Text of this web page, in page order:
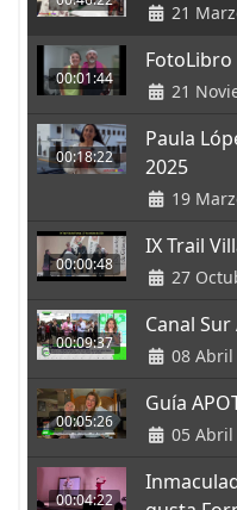
21
00:01:44
FotoLibro
21
00:18:22
Paula
2025
19
00:00:48
IX Trail
27
00:09:37
Canal
08 Abril
00:05:26
Guía
05 Abril
00:04:22